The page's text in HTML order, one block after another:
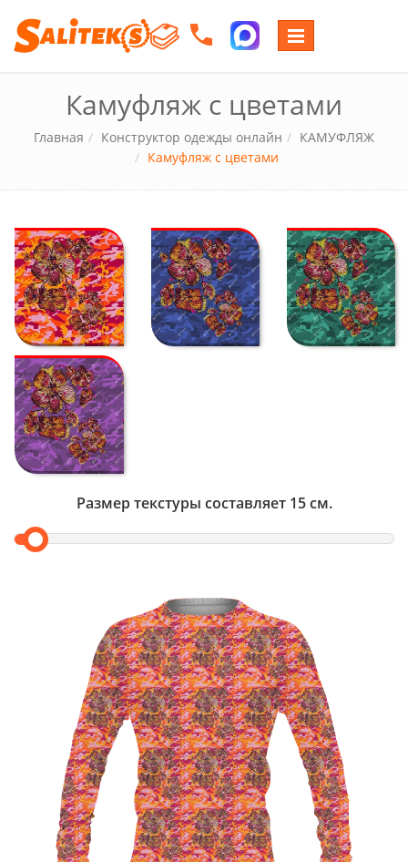
Переключение
навигации
Камуфляж с цветами
Главная Конструктор одежды онлайн
КАМУФЛЯЖ
Камуфляж с цветами
Размер текстуры составляет 15см.